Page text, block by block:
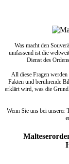
Was macht den
umfassend ist die
Dienst des
All diese Fragen
Fakten und berührende
erklärt wird, was die
Wenn Sie uns bei unserer